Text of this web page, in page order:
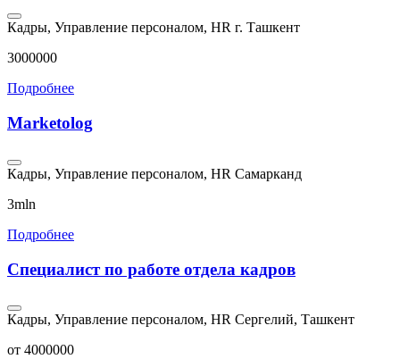
Кадры, Управление персоналом, HR г. Ташкент
3000000
Подробнее
Marketolog
Кадры, Управление персоналом, HR Самарканд
3mln
Подробнее
Специалист по работе отдела кадров
Кадры, Управление персоналом, HR Сергелий, Ташкент
от 4000000